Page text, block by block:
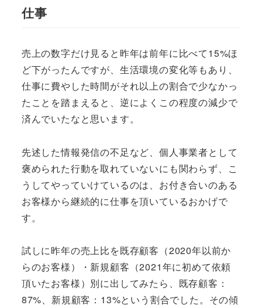
仕事
売上の数字だけ見ると昨年は前年に比べて15%ほ
ど下がったんですが、生活環境の変化等もあり、
仕事に費やした時間がそれ以上の割合で少なかっ
たことを踏まえると、逆によくこの程度の減少で
済んでいたなと思います。
先述した情報発信の不足など、個人事業者として
褒められた行動を取れていないにも関わらず、こ
うしてやっていけているのは、お付き合いのある
お客様から継続的に仕事を頂いているおかげで
す。
試しに昨年の売上比を既存顧客（2020年以前か
らのお客様）・新規顧客（2021年に初めて依頼
頂いたお客様）別に出してみたら、既存顧客：
87%、新規顧客：13%という割合でした。その傾